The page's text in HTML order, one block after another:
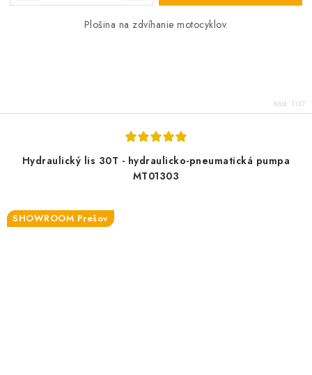
Plošina na zdvíhanie motocyklov.
Kód: 1137
Hydraulický lis 30T - hydraulicko-pneumatická pumpa
MT01303
SHOWROOM Prešov